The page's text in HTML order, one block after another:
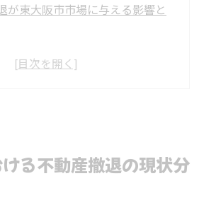
が東大阪市市場に与える影響と
産動向と撤退リスクの実態分析
不動産価値変動と撤退判断の関
る不動産撤退の現状分